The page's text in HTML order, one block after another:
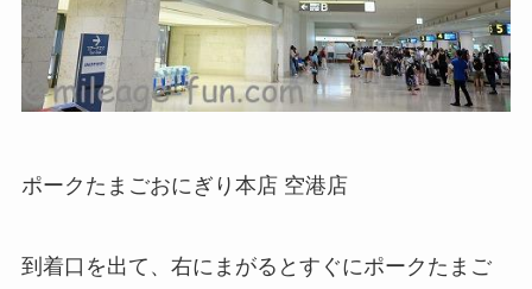
ポークたまごおにぎり本店 空港店
到着口を出て、右にまがるとすぐにポークたまご